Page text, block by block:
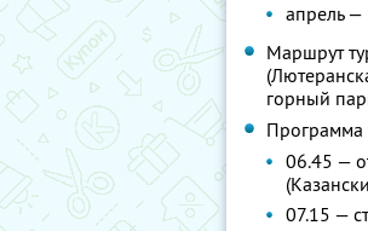
апрель —
Маршрут
горный
Программа
06.45 —
07.15 —